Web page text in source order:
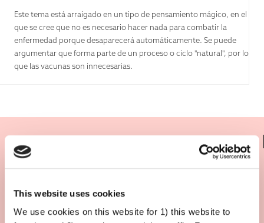
This website uses cookies
We use cookies on this website for 1) this website to
Este tema está arraigado en un tipo de pensamiento mágico, en el
que se cree que no es necesario hacer nada para combatir la
enfermedad porque desaparecerá automáticamente. Se puede
argumentar que forma parte de un proceso o ciclo "natural", por lo
que las vacunas son innecesarias.